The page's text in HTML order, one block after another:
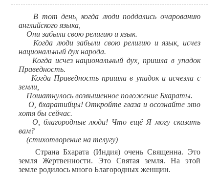
В тот день, когда люди поддались очарованию
английского языка,
Они забыли свою религию и язык.
Когда люди забыли свою религию и язык, исчез
национальный дух народа.
Когда исчез национальный дух, пришла в упадок
Праведность.
Когда Праведность пришла в упадок и исчезла с
земли,
Пошатнулось возвышенное положение Бхараты.
О, бхаратийцы! Откройте глаза и осознайте это
хотя бы сейчас.
О, благородные люди! Что ещё Я могу сказать
вам?
(стихотворение на телугу)
Страна Бхарата (Индия) очень Священна. Это
земля Жертвенности. Это Святая земля. На этой
земле родилось много Благородных женщин.